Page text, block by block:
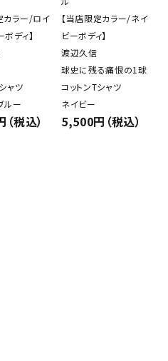
カラー/ロイ
ディ】
ャツ
ルー
税込）
【当店限定カラー/ネイ
ビーボディ】
渡辺久信
球史に残る痛恨の1球
コットンTシャツ
ネイビー
5,500円（税込）